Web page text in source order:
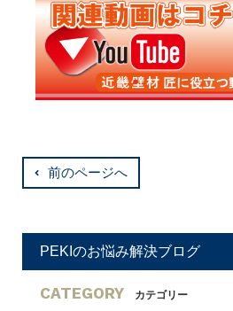
前のページへ
PEKIのお悩み解決ブログ
CATEGORY カテゴリー